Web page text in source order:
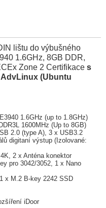
lištu do výbušného
1.6GHz, 8GB DDR,
Zone 2 Certifikace s
(Ubuntu
1.6GHz (up to 1.8GHz)
1600MHz (Up to 8GB)
2.0 (type A), 3 x USB3.2
digitaní výstup (Izolované:
2 x Anténa konektor
pro 3042/3052, 1 x Nano
x M.2 B-key 2242 SSD
iDoor